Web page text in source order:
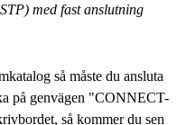
med fast anslutning
så måste du ansluta
på genvägen "CONNECT-
så kommer du sen